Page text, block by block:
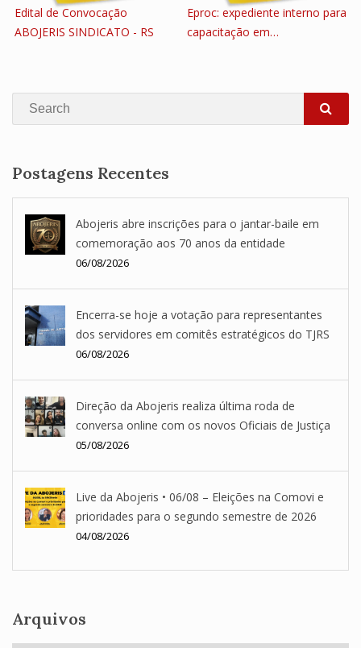
Edital de Convocação
ABOJERIS SINDICATO - RS
Eproc: expediente interno para
capacitação em…
Search
Postagens Recentes
Abojeris abre inscrições para o jantar-baile em
comemoração aos 70 anos da entidade
06/08/2026
Encerra-se hoje a votação para representantes
dos servidores em comitês estratégicos do TJRS
06/08/2026
Direção da Abojeris realiza última roda de
conversa online com os novos Oficiais de Justiça
05/08/2026
Live da Abojeris • 06/08 – Eleições na Comovi e
prioridades para o segundo semestre de 2026
04/08/2026
Arquivos